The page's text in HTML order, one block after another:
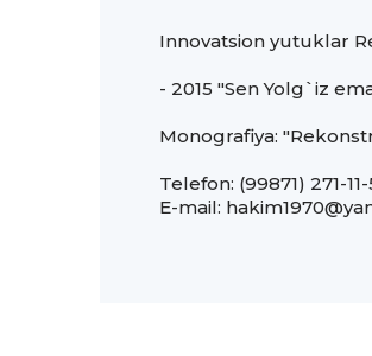
Innovatsion yutuklar
- 2015 "Sen Yolg`iz
Monografiya:
Telefon: (99871) 271-
Е-mail: